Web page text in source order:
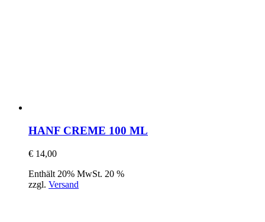
HANF CREME 100 ML
€ 14,00
Enthält 20% MwSt. 20 %
zzgl. Versand